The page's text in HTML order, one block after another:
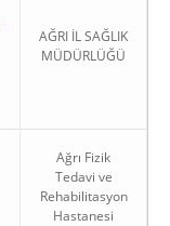
AĞRI İL SAĞLIK
MÜDÜRLÜĞÜ
Ağrı Fizik
Tedavi ve
Rehabilitasyon
Hastanesi